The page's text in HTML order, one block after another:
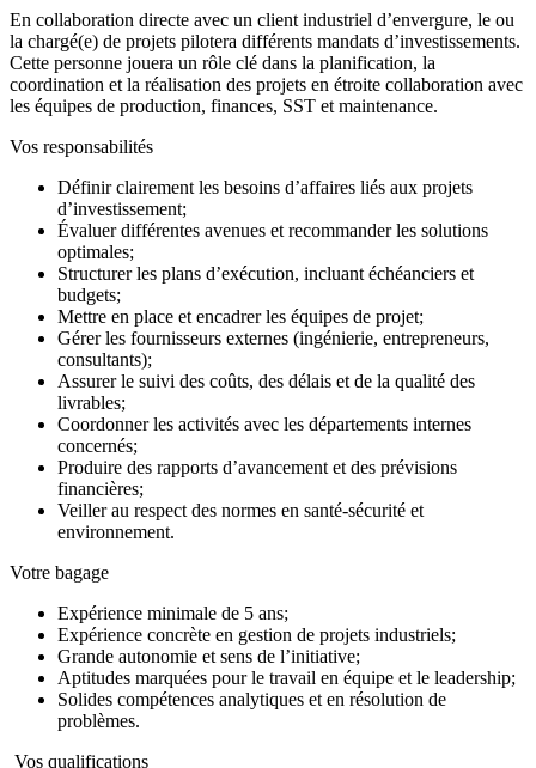
En collaboration directe avec un client industriel d’envergure, le ou
la chargé(e) de projets pilotera différents mandats d’investissements.
Cette personne jouera un rôle clé dans la planification, la
coordination et la réalisation des projets en étroite collaboration avec
les équipes de production, finances, SST et maintenance.
Vos responsabilités
Définir clairement les besoins d’affaires liés aux projets
d’investissement;
Évaluer différentes avenues et recommander les solutions
optimales;
Structurer les plans d’exécution, incluant échéanciers et
budgets;
Mettre en place et encadrer les équipes de projet;
Gérer les fournisseurs externes (ingénierie, entrepreneurs,
consultants);
Assurer le suivi des coûts, des délais et de la qualité des
livrables;
Coordonner les activités avec les départements internes
concernés;
Produire des rapports d’avancement et des prévisions
financières;
Veiller au respect des normes en santé-sécurité et
environnement.
Votre bagage
Expérience minimale de 5 ans;
Expérience concrète en gestion de projets industriels;
Grande autonomie et sens de l’initiative;
Aptitudes marquées pour le travail en équipe et le leadership;
Solides compétences analytiques et en résolution de
problèmes.
Vos qualifications